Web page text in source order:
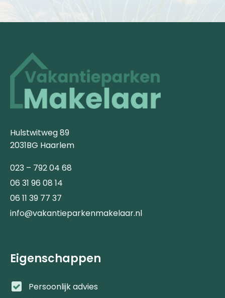
Hulstwitweg 89
2031BG Haarlem
023 – 792 04 68
06 31 96 08 14
06 11 39 77 37
info@vakantieparkenmakelaar.nl
Eigenschappen
Persoonlijk advies